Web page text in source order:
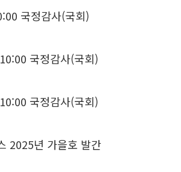
국정감사(국회)
국정감사(국회)
국정감사(국회)
2025년 가을호 발간